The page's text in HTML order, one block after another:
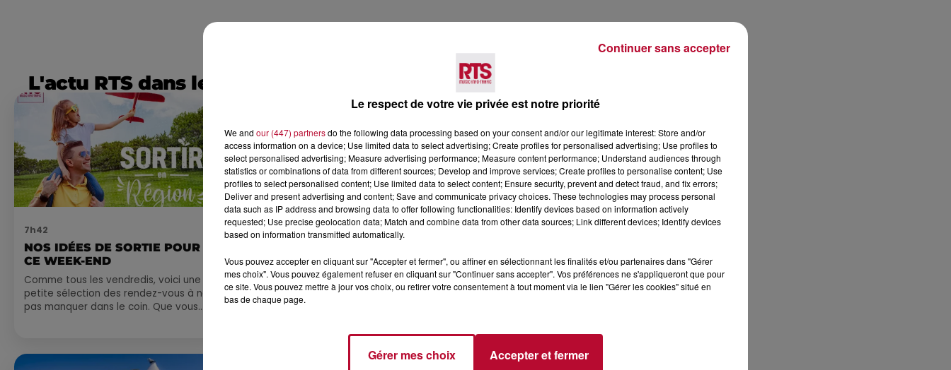
L'actu RTS dans le Sud
7h42
NOS IDÉES DE SORTIE POUR
CE WEEK-END
Comme tous les vendredis, voici une
petite sélection des rendez-vous à ne
pas manquer dans le coin. Que vous
6 août 2026
GLADIATEUR » INVESTIT LES
ARÈNES CES 3...
Après un franc succès l'été dernier, le
spectacle « Le Rêve du gladiateur »
romain les 6, 7 et 8 août. Une fresque
VILLEVEYRAC
Le respect de votre vie privée est notre priorité
We and our (447) partnersdo the following data processing based on your consent and/or our legitimate interest: Store and/or
access information on a device; Use limited data to select advertising; Create profiles for personalised advertising; Use profiles to
select personalised advertising; Measure advertising performance; Measure content performance; Understand audiences through
statistics or combinations of data from different sources; Develop and improve services; Create profiles to personalise content; Use
profiles to select personalised content; Use limited data to select content; Ensure security, prevent and detect fraud, and fix errors;
Deliver and present advertising and content; Save and communicate privacy choices. These technologies may process personal
data such as IP address and browsing data to offer following functionalities: Identify devices based on information actively
requested; Use precise geolocation data; Match and combine data from other data sources; Link different devices; Identify devices
based on information transmitted automatically.
Vous pouvez accepter en cliquant sur "Accepter et fermer", ou affiner en sélectionnant les finalités et/ou partenaires dans "Gérer
mes choix". Vous pouvez également refuser en cliquant sur "Continuer sans accepter". Vos préférences ne s'appliqueront que pour
ce site. Vous pouvez mettre à jour vos choix, ou retirer votre consentement à tout moment via le lien "Gérer les cookies" situé en
bas de chaque page.
Gérer mes choix Accepter et fermer
Continuer sans accepter